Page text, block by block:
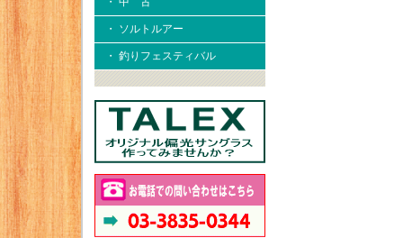
・ ソルトルアー
・ 釣りフェスティバル